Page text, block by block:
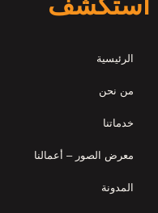
استكشف
الرئيسية
من نحن
خدماتنا
معرض الصور – أعمالنا
المدونة